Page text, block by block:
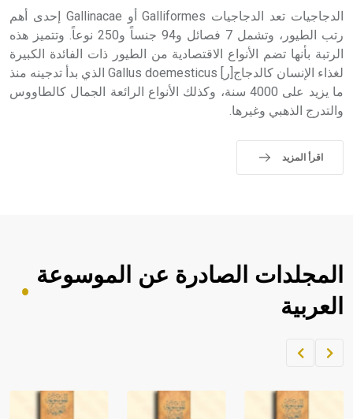
الدجاجيات تعد الدجاجيات Galliformes أو Gallinacae إحدى أهم
رتب الطيور، وتشمل 7 فصائل و94 جنساً و250 نوعاً. وتتميز هذه
الرتبة بأنها تضم الأنواع الاقتصادية من الطيور ذات الفائدة الكبيرة
لغذاء الإنسان كالدجاج[ر] Gallus doemesticus الذي بدأ تدجينه منذ
ما يزيد على 4000 سنة، وكذلك الأنواع الرائعة الجمال كالطاووس
والتدرج الذهبي وغيرها.
اقرأ المزيد
المجلدات الصادرة عن الموسوعة
العربية